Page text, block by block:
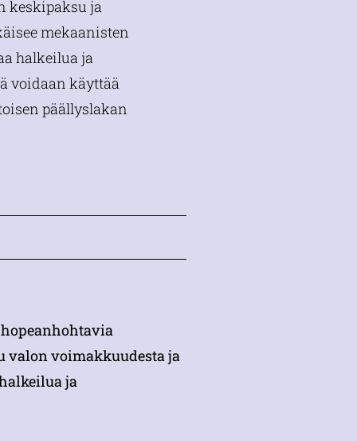
keskipaksu ja
mekaanisten
halkeilua ja
voidaan käyttää
päällyslakan
valon voimakkuudesta ja
ja